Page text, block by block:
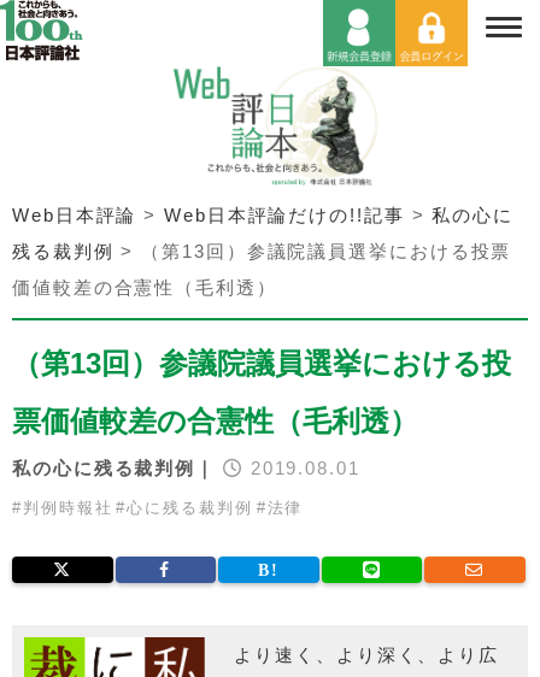
Web日本評論 >Web日本評論だけの!!記事 >私の心に
残る裁判例 >
（第13回）参議院議員選挙における投票
価値較差の合憲性（毛利透）
（第13回）参議院議員選挙における投
票価値較差の合憲性（毛利透）
私の心に残る裁判例｜ 2019.08.01
# 判例時報社 #心に残る裁判例 #法律
より速く、より深く、より広